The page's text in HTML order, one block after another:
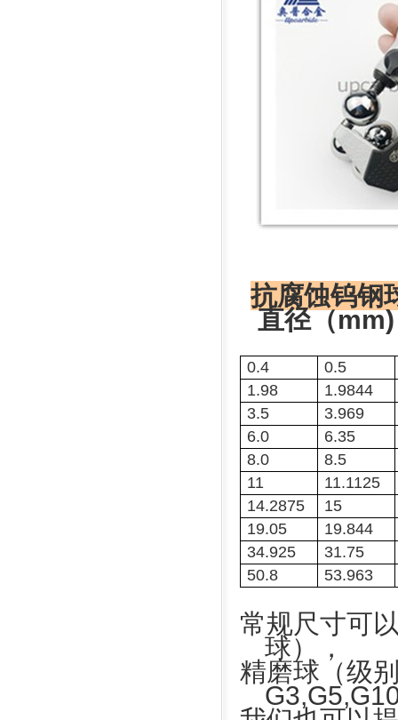
抗腐蚀钨钢
直径（mm)
0.4
0.5
1.98
1.9844
3.5
3.969
6.0
6.35
8.0
8.5
11
11.1125
14.2875
15
19.05
19.844
34.925
31.75
50.8
53.963
常规尺寸可
球），
精磨球（级